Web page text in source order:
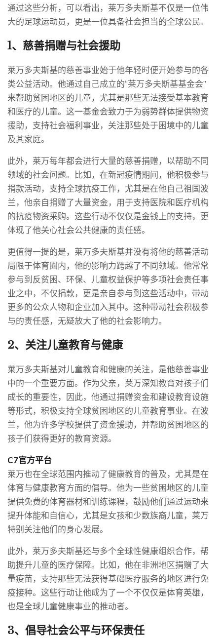
通过这些分析，可以看出，莱万多夫斯基不仅是一位伟
大的足球运动员，更是一位具备社会担当的全球公民。
1、慈善捐赠与社会援助
莱万多夫斯基的慈善事业始于他年轻时便开始参与的各
类公益活动。他通过自己成立的“莱万多夫斯基基金会”
来帮助贫困地区的儿童，尤其是那些无法接受基本教育
和医疗的儿童。这一基金会致力于为弱势群体提供物资
援助，支持社会福利事业，关注那些处于困境中的儿童
及其家庭。
此外，莱万每年都会进行大量的慈善捐赠，以帮助不同
领域的社会问题。比如，在新冠疫情期间，他积极参与
捐款活动，支持全球抗疫工作，尤其是在他自己祖国波
兰，他亲自捐赠了大量资金，用于支持医院和医疗机构
的抗疫物资采购。这些行动不仅仅是金钱上的支持，更
体现了他关心社会公共健康的责任感。
更值得一提的是，莱万多夫斯基并没有将他的慈善活动
局限于体育圈内，他的影响力跨越了不同领域。他常常
参与到反贫困、环保、儿童权益保护等多项社会责任事
业之中，不仅捐款，更是亲自参与到这些活动中，带动
更多的公众人物和企业加入其中。这种带动社会积极参
与的责任感，无疑放大了他的社会影响力。
2、关注儿童教育与健康
莱万多夫斯基对儿童教育和健康的关注，是他慈善事业
中的一个重要方面。作为父亲，莱万深知教育对孩子们
成长的重要性，因此，他通过捐赠资金和建设教育设施
等形式，积极支持全球贫困地区的儿童教育事业。在波
兰，他为许多学校提供了资金援助，并帮助贫困地区的
孩子们获得更好的教育资源。
C7官方平台
莱万也在全球范围内推动了健康教育的普及，尤其是在
体育与健康教育方面的倡导。他为一些贫困地区的儿童
提供免费的体育器材和训练课程，鼓励他们通过运动来
提升体能和自信心，尤其是女孩和少数族裔儿童，莱万
特别关注他们的身心发展。
此外，莱万多夫斯基还与多个全球性健康组织合作，帮
助提升儿童的医疗保障。比如，他在非洲地区捐赠了大
量疫苗，支持那些无法获得基础医疗服务的地区进行免
疫接种。这些行动让他成为了一个不仅仅是体育英雄，
也是全球儿童健康事业的推动者。
3、倡导社会公平与环保责任